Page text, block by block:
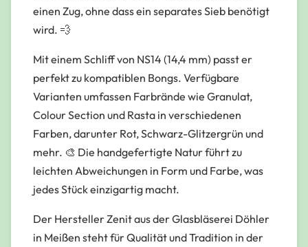
einen Zug, ohne dass ein separates Sieb benötigt
wird. 💨
Mit einem Schliff von NS14 (14,4 mm) passt er
perfekt zu kompatiblen Bongs. Verfügbare
Varianten umfassen Farbrände wie Granulat,
Colour Section und Rasta in verschiedenen
Farben, darunter Rot, Schwarz-Glitzergrün und
mehr. 🎨 Die handgefertigte Natur führt zu
leichten Abweichungen in Form und Farbe, was
jedes Stück einzigartig macht.
Der Hersteller Zenit aus der Glasbläserei Döhler
in Meißen steht für Qualität und Tradition in der